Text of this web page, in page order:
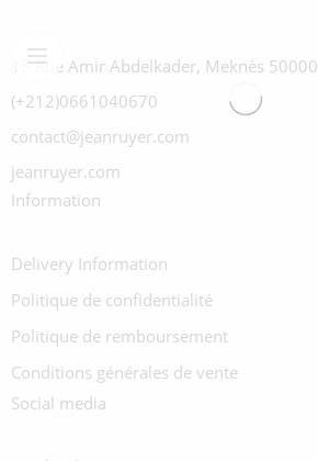
15 Rue Amir Abdelkader, Meknès 50000
(+212)0661040670
contact@jeanruyer.com
jeanruyer.com
Information
Delivery Information
Politique de confidentialité
Politique de remboursement
Conditions générales de vente
Social media